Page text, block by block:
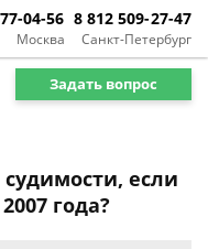
Москва
04-56
Санкт-Петербург
8 812 509-27-47
Задать вопрос
если
года?